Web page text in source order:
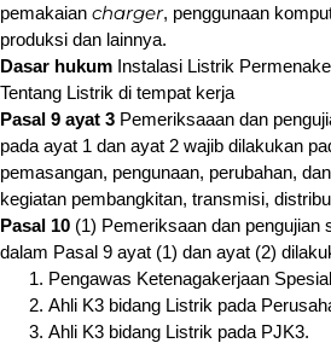
pemakaian charger, penggunaan
produksi dan lainnya.
Dasar hukum Instalasi Listrik
Tentang Listrik di tempat kerja
Pasal 9 ayat 3 Pemeriksaaan dan
pada ayat 1 dan ayat 2 wajib dilakukan
pemasangan, pengunaan, perubahan,
kegiatan pembangkitan, transmisi,
Pasal 10 (1) Pemeriksaan dan pengujian
dalam Pasal 9 ayat (1) dan ayat (2)
Pengawas Ketenagakerjaan
Ahli K3 bidang Listrik pada
Ahli K3 bidang Listrik pada PJK3.